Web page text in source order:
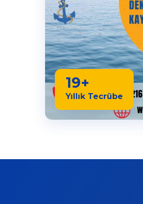
19+
Yıllık Tecrübe